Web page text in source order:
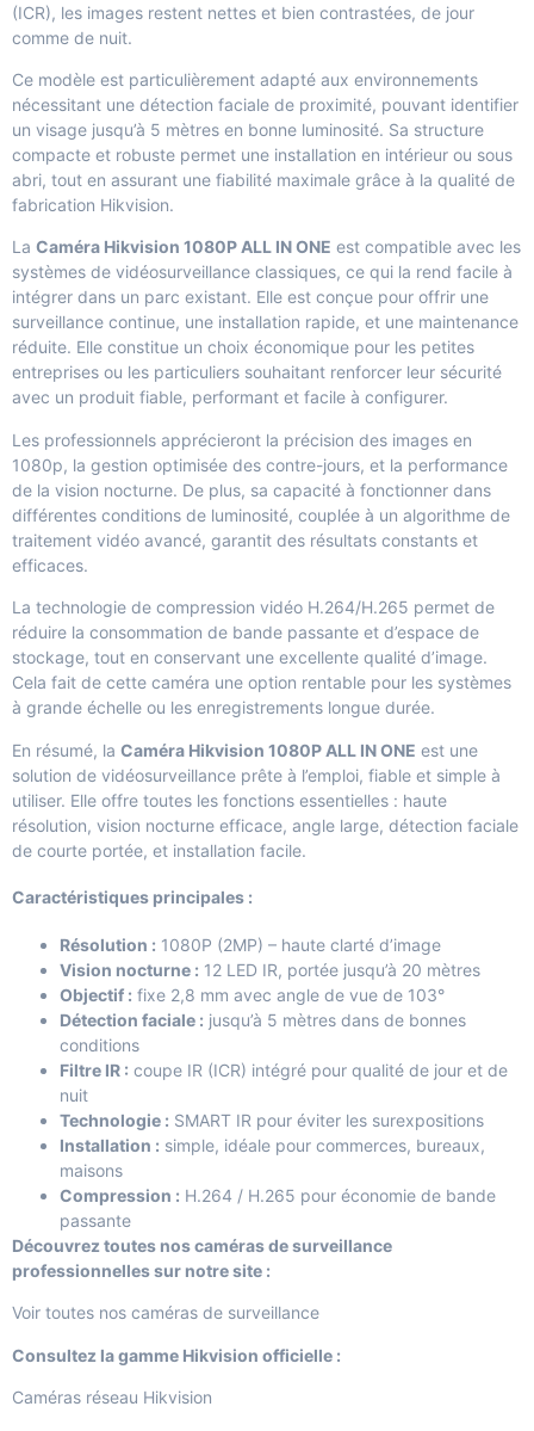
(ICR), les images restent nettes et bien contrastées, de jour
comme de nuit.
Ce modèle est particulièrement adapté aux environnements
nécessitant une détection faciale de proximité, pouvant identifier
un visage jusqu’à 5 mètres en bonne luminosité. Sa structure
compacte et robuste permet une installation en intérieur ou sous
abri, tout en assurant une fiabilité maximale grâce à la qualité de
fabrication Hikvision.
La Caméra Hikvision 1080P ALL IN ONE est compatible avec les
systèmes de vidéosurveillance classiques, ce qui la rend facile à
intégrer dans un parc existant. Elle est conçue pour offrir une
surveillance continue, une installation rapide, et une maintenance
réduite. Elle constitue un choix économique pour les petites
entreprises ou les particuliers souhaitant renforcer leur sécurité
avec un produit fiable, performant et facile à configurer.
Les professionnels apprécieront la précision des images en
1080p, la gestion optimisée des contre-jours, et la performance
de la vision nocturne. De plus, sa capacité à fonctionner dans
différentes conditions de luminosité, couplée à un algorithme de
traitement vidéo avancé, garantit des résultats constants et
efficaces.
La technologie de compression vidéo H.264/H.265 permet de
réduire la consommation de bande passante et d’espace de
stockage, tout en conservant une excellente qualité d’image.
Cela fait de cette caméra une option rentable pour les systèmes
à grande échelle ou les enregistrements longue durée.
En résumé, la Caméra Hikvision 1080P ALL IN ONE est une
solution de vidéosurveillance prête à l’emploi, fiable et simple à
utiliser. Elle offre toutes les fonctions essentielles : haute
résolution, vision nocturne efficace, angle large, détection faciale
de courte portée, et installation facile.
Caractéristiques principales :
Résolution : 1080P (2MP) – haute clarté d’image
Vision nocturne : 12 LED IR, portée jusqu’à 20 mètres
Objectif : fixe 2,8 mm avec angle de vue de 103°
Détection faciale : jusqu’à 5 mètres dans de bonnes
conditions
Filtre IR : coupe IR (ICR) intégré pour qualité de jour et de
nuit
Technologie : SMART IR pour éviter les surexpositions
Installation : simple, idéale pour commerces, bureaux,
maisons
Compression : H.264 / H.265 pour économie de bande
passante
Découvrez toutes nos caméras de surveillance
professionnelles sur notre site :
Voir toutes nos caméras de surveillance
Consultez la gamme Hikvision officielle :
Caméras réseau Hikvision